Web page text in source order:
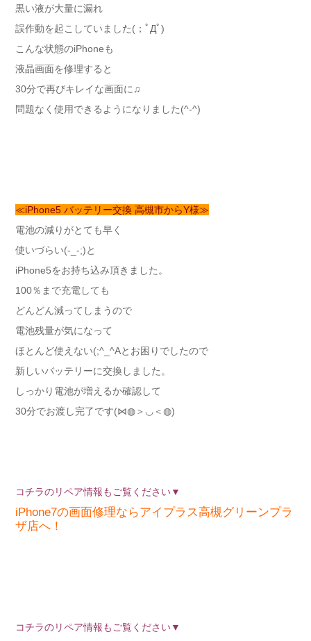
黒い液が大量に漏れ
誤作動を起こしていました(；ﾟДﾟ)
こんな状態のiPhoneも
液晶画面を修理すると
30分で再びキレイな画面に♫
問題なく使用できるようになりました(^-^)
≪iPhone5 バッテリー交換 高槻市からY様≫
電池の減りがとても早く
使いづらい(-_-;)と
iPhone5をお持ち込み頂きました。
100％まで充電しても
どんどん減ってしまうので
電池残量が気になって
ほとんど使えない(;^_^Aとお困りでしたので
新しいバッテリーに交換しました。
しっかり電池が増えるか確認して
30分でお渡し完了です(⋈◍＞◡＜◍)
コチラのリペア情報もご覧ください▼
iPhone7の画面修理ならアイプラス高槻グリーンプラ
ザ店へ！
コチラのリペア情報もご覧ください▼